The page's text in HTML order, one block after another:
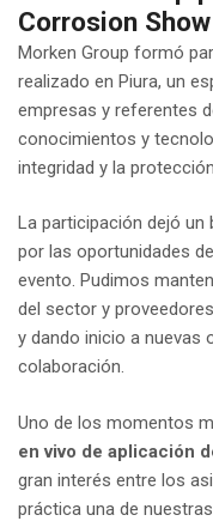
Corrosion
Morken Group formó
realizado en Piura, un
empresas y referentes
conocimientos y
integridad y la
La participación dejó
por las oportunidades
evento. Pudimos
del sector y
y dando inicio a nuevas
colaboración.
Uno de los momentos
en vivo de aplicación
gran interés entre los
práctica una de